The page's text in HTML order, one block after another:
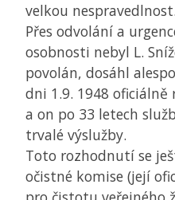
velkou nespravedlnost.
Přes odvolání a
osobnosti nebyl L.
povolán, dosáhl
dni 1.9. 1948
a on po 33 letech
trvalé výslužby.
Toto rozhodnutí se
očistné komise (její